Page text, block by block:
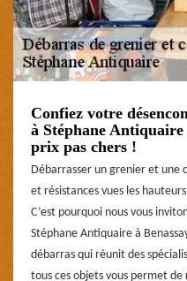
Confiez votre
à Stéphane
prix pas chers !
Débarrasser un grenier et une
et résistances vues les
C’est pourquoi nous vous
Stéphane Antiquaire à
débarras qui réunit des
tous ces objets vous permet